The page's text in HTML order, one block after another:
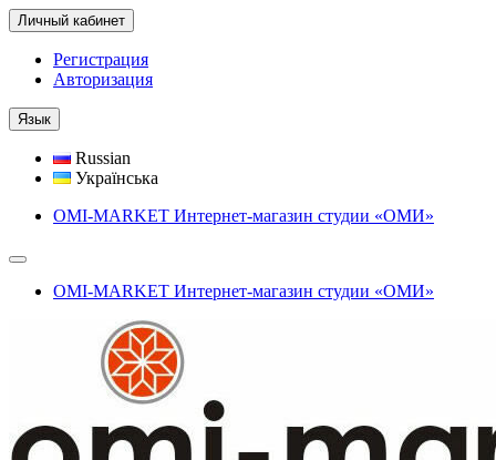
Личный кабинет
Регистрация
Авторизация
Язык
Russian
Українська
OMI-MARKET Интернет-магазин студии «ОМИ»
OMI-MARKET Интернет-магазин студии «ОМИ»